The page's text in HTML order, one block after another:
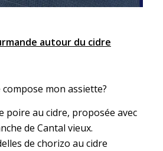
autour du cidre
compose mon assiette?
poire au cidre, proposée avec
de Cantal vieux.
de chorizo au cidre